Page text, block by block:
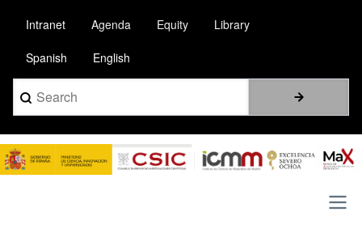
contenido
principal
Intranet Agenda Equity Library
Spanish English
Search
Image